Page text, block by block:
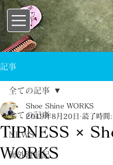
記事
全ての記事
NEWS
海外渡航記
全ての記事
TIPNESS ×
WORKS
Shoe Shine WORKS
2019年8月20日 読了時間